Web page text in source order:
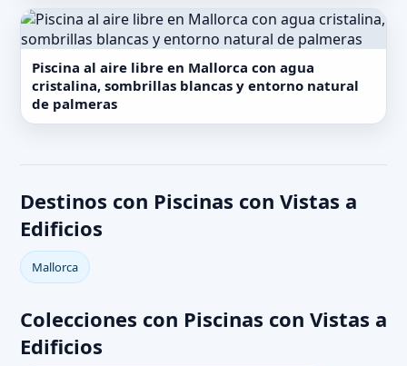
Piscina al aire libre en Mallorca con agua
cristalina, sombrillas blancas y entorno natural
de palmeras
Destinos con Piscinas con Vistas a
Edificios
Mallorca
Colecciones con Piscinas con Vistas a
Edificios